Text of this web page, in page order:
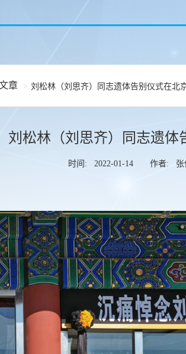
章 刘松林（刘思齐）同志遗体告别仪式在北
刘松林（刘思齐）同志遗体
时间: 2022-01-14 作者: